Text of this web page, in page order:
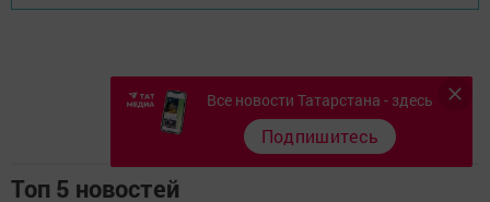
Топ 5 новостей
Все новости Татарстана - здесь
Подпишитесь